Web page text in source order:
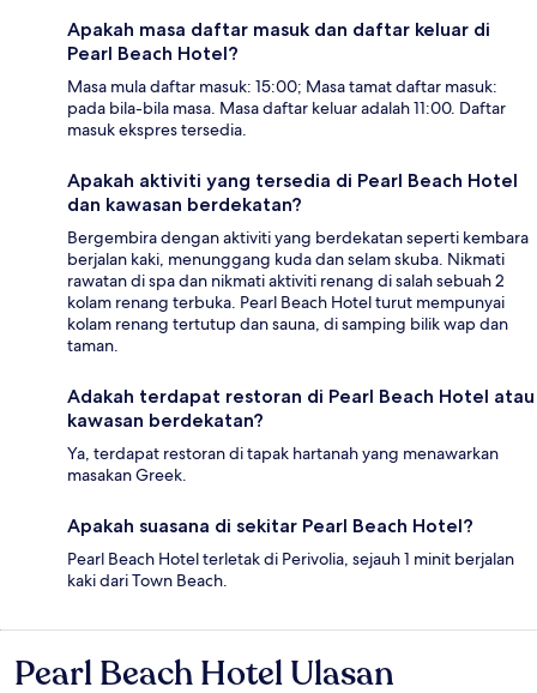
Apakah masa daftar masuk dan daftar keluar di
Pearl Beach Hotel?
Masa mula daftar masuk: 15:00; Masa tamat daftar masuk:
pada bila-bila masa. Masa daftar keluar adalah 11:00. Daftar
masuk ekspres tersedia.
Apakah aktiviti yang tersedia di Pearl Beach Hotel
dan kawasan berdekatan?
Bergembira dengan aktiviti yang berdekatan seperti kembara
berjalan kaki, menunggang kuda dan selam skuba. Nikmati
rawatan di spa dan nikmati aktiviti renang di salah sebuah 2
kolam renang terbuka. Pearl Beach Hotel turut mempunyai
kolam renang tertutup dan sauna, di samping bilik wap dan
taman.
Adakah terdapat restoran di Pearl Beach Hotel atau
kawasan berdekatan?
Ya, terdapat restoran di tapak hartanah yang menawarkan
masakan Greek.
Apakah suasana di sekitar Pearl Beach Hotel?
Pearl Beach Hotel terletak di Perivolia, sejauh 1 minit berjalan
kaki dari Town Beach.
Ulasan
Pearl Beach Hotel Ulasan